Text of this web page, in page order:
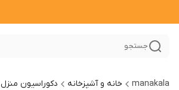
جستجو
manakala خانه و آشپزخانه دکوراسیون منزل